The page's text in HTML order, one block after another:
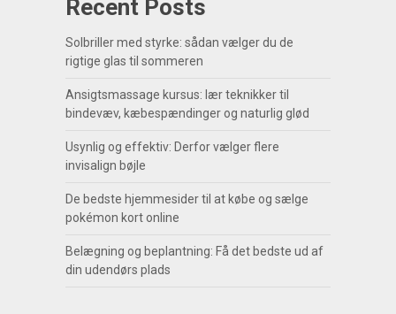
Recent Posts
Solbriller med styrke: sådan vælger du de
rigtige glas til sommeren
Ansigtsmassage kursus: lær teknikker til
bindevæv, kæbespændinger og naturlig glød
Usynlig og effektiv: Derfor vælger flere
invisalign bøjle
De bedste hjemmesider til at købe og sælge
pokémon kort online
Belægning og beplantning: Få det bedste ud af
din udendørs plads